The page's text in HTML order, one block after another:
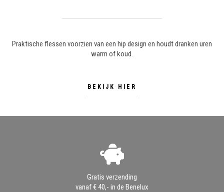
Praktische flessen voorzien van een hip design en houdt dranken uren
warm of koud.
BEKIJK HIER
Gratis verzending
vanaf € 40,- in de Benelux